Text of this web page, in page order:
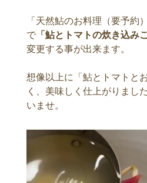
「天然鮎のお料理（要予約
で 「鮎とトマトの炊き込み
変更する事が出来ます。
想像以上に「鮎とトマトと
く、美味しく仕上がりまし
いませ。